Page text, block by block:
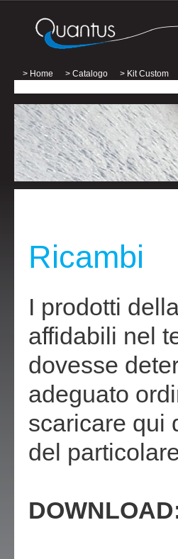
> Home > Catalogo > Kit Custom
Ricambi
I prodotti
affidabili nel
dovesse
adeguato
scaricare qui
del